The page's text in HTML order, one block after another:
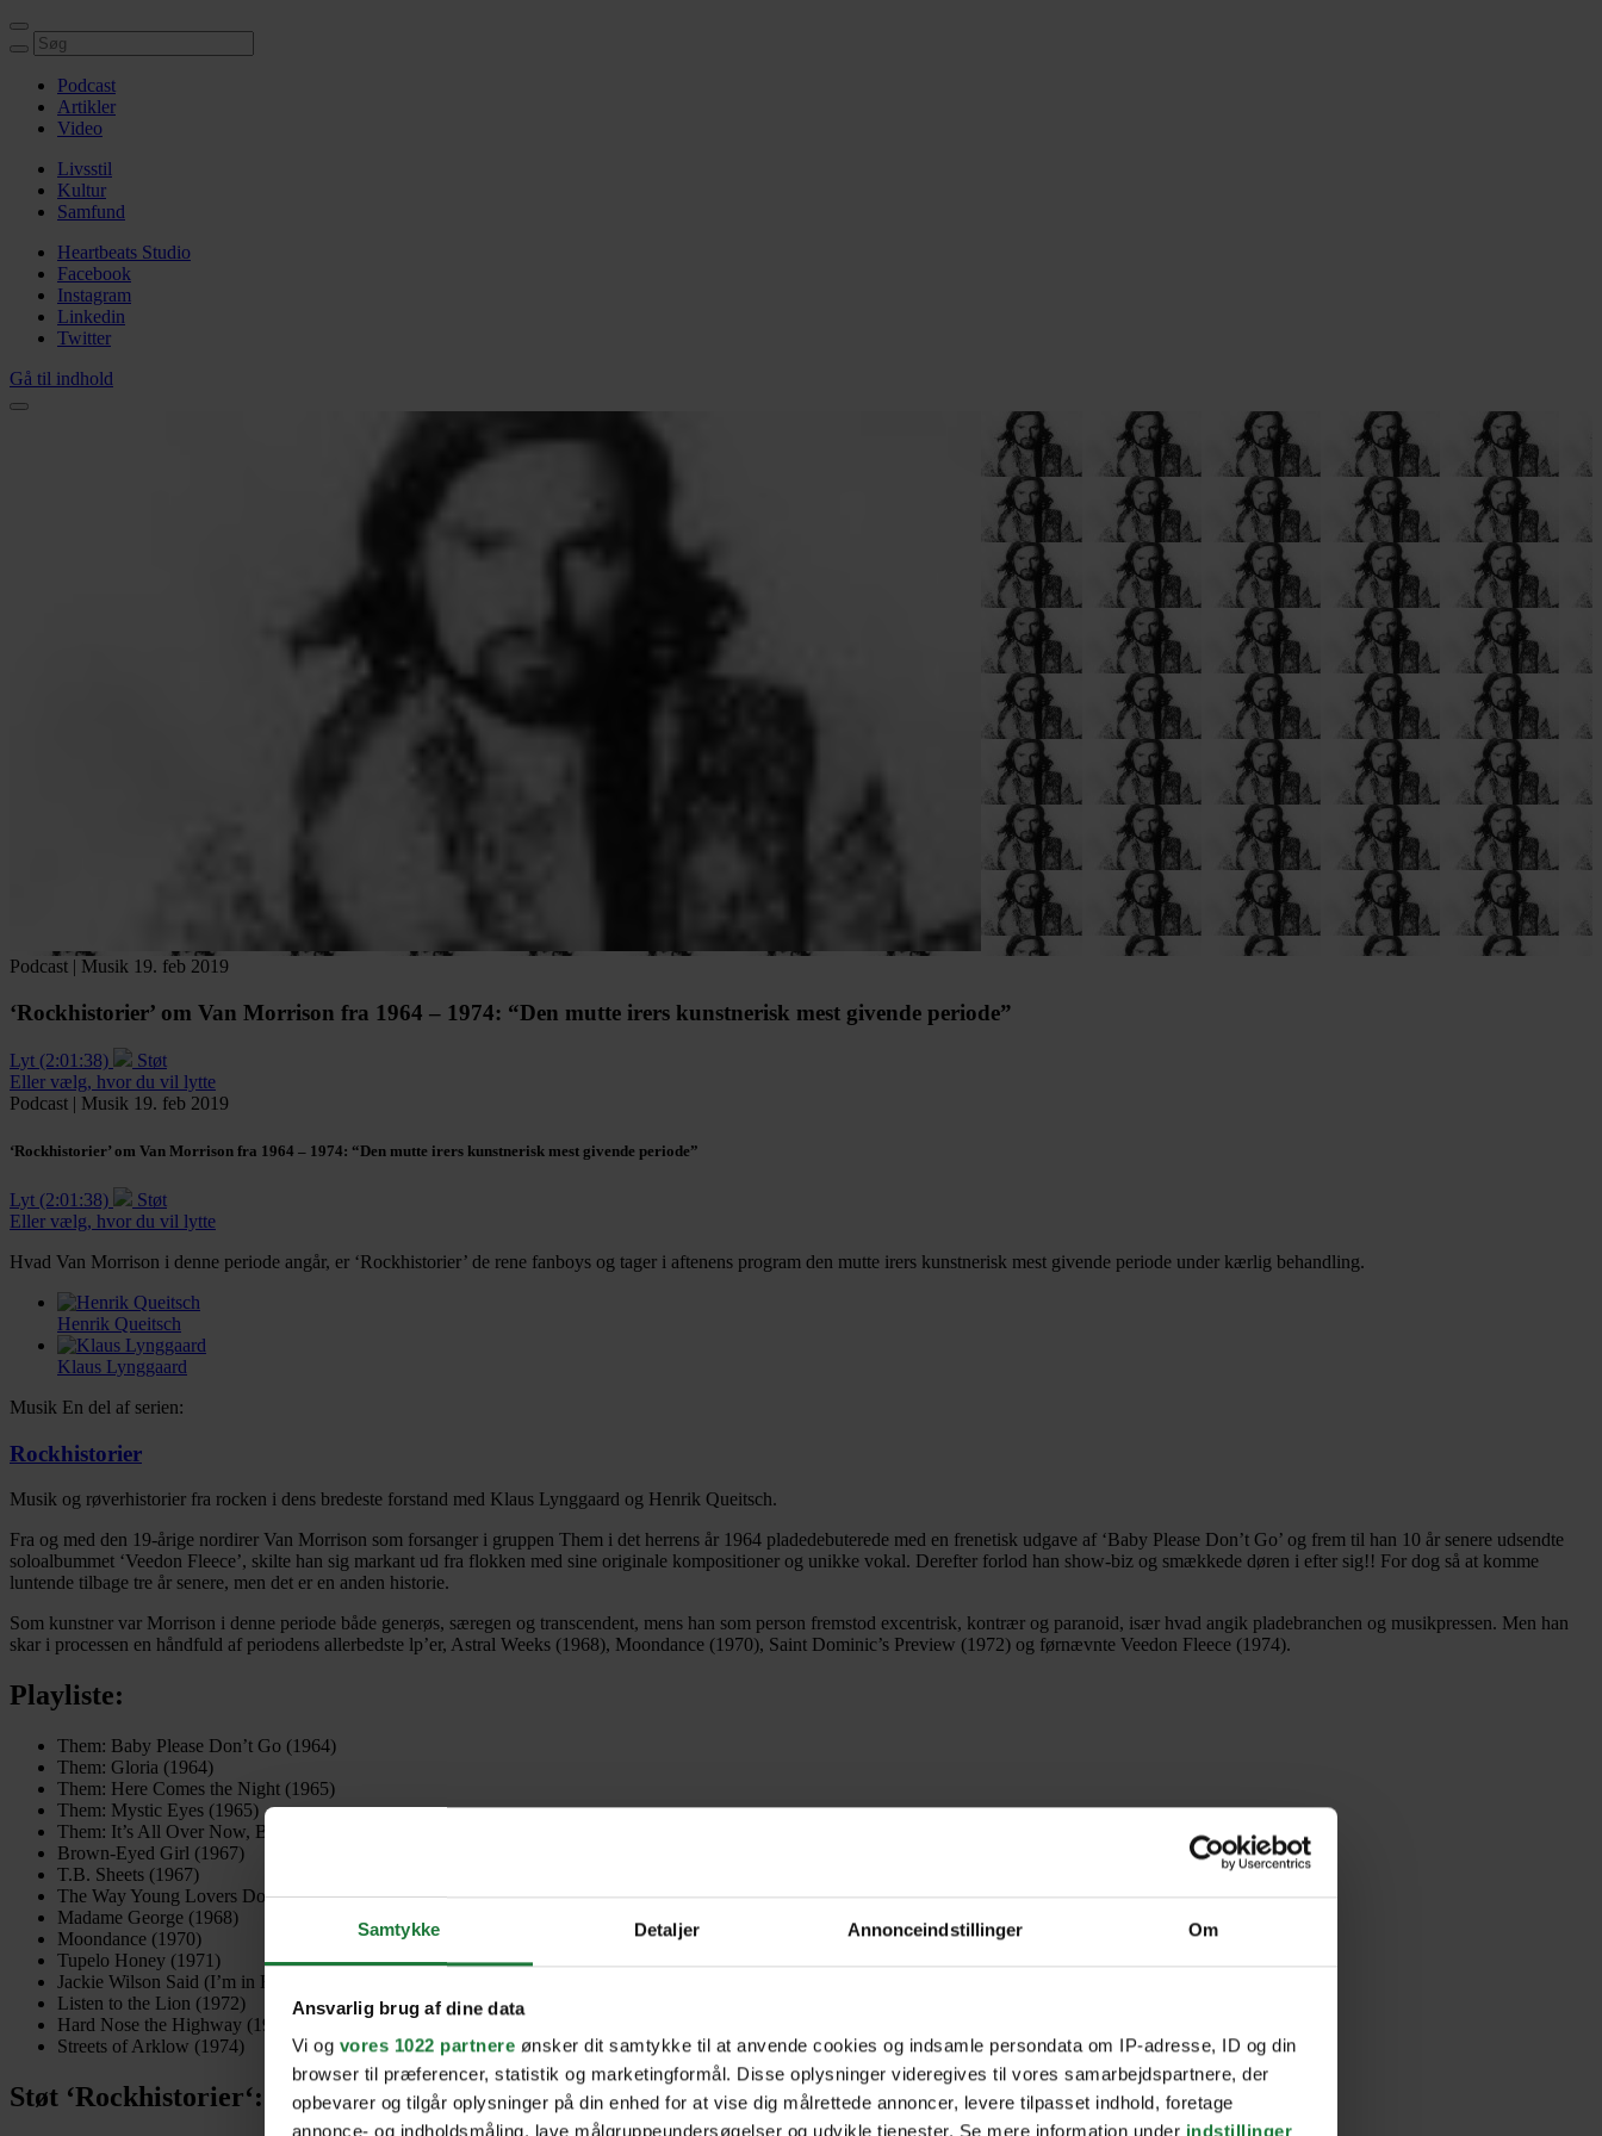
Samtykke Detaljer Annonceindstillinger Om
Ansvarlig brug af dine data
Vi og vores 1022 partnere ønsker dit samtykke til at anvende cookies og indsamle persondata om IP-adresse, ID og din
browser til præferencer, statistik og marketingformål. Disse oplysninger videregives til vores samarbejdspartnere, der
opbevarer og tilgår oplysninger på din enhed for at vise dig målrettede annoncer, levere tilpasset indhold, foretage
annonce- og indholdsmåling, lave målgruppeundersøgelser og udvikle tjenester. Se mere information under indstillinger
Podcast
Artikler
Video
Livsstil
Kultur
Samfund
Heartbeats Studio
Facebook
Instagram
Linkedin
Twitter
Gå til indhold
Podcast | Musik 19. feb 2019
‘Rockhistorier’ om Van Morrison fra 1964 – 1974: “Den mutte irers kunstnerisk mest givende periode”
Lyt (2:01:38)
Støt
Eller vælg, hvor du vil lytte
Podcast | Musik 19. feb 2019
‘Rockhistorier’ om Van Morrison fra 1964 – 1974: “Den mutte irers kunstnerisk mest givende periode”
Lyt (2:01:38)
Støt
Eller vælg, hvor du vil lytte
Hvad Van Morrison i denne periode angår, er ‘Rockhistorier’ de rene fanboys og tager i aftenens program den mutte irers kunstnerisk mest givende periode under kærlig behandling.
Henrik Queitsch
Klaus Lynggaard
Musik En del af serien:
Rockhistorier
Musik og røverhistorier fra rocken i dens bredeste forstand med Klaus Lynggaard og Henrik Queitsch.
Facebook
Twitter
LinkedIn
Email
Fra og med den 19-årige nordirer Van Morrison som forsanger i gruppen Them i det herrens år 1964 pladedebuterede med en frenetisk udgave af ‘Baby Please Don’t Go’ og frem til han 10 år senere udsendte
soloalbummet ‘Veedon Fleece’, skilte han sig markant ud fra flokken med sine originale kompositioner og unikke vokal. Derefter forlod han show-biz og smækkede døren i efter sig!! For dog så at komme
luntende tilbage tre år senere, men det er en anden historie.
Som kunstner var Morrison i denne periode både generøs, særegen og transcendent, mens han som person fremstod excentrisk, kontrær og paranoid, især hvad angik pladebranchen og musikpressen. Men han
skar i processen en håndfuld af periodens allerbedste lp’er, Astral Weeks (1968), Moondance (1970), Saint Dominic’s Preview (1972) og førnævnte Veedon Fleece (1974).
Playliste:
Them: Baby Please Don’t Go (1964)
Them: Gloria (1964)
Them: Here Comes the Night (1965)
Them: Mystic Eyes (1965)
Them: It’s All Over Now, Baby Blue (1966)
Brown-Eyed Girl (1967)
T.B. Sheets (1967)
The Way Young Lovers Do (1968)
Madame George (1968)
Moondance (1970)
Tupelo Honey (1971)
Jackie Wilson Said (I’m in Heaven When You Smile) (1972)
Listen to the Lion (1972)
Hard Nose the Highway (1973)
Streets of Arklow (1974)
Støt ‘Rockhistorier‘: